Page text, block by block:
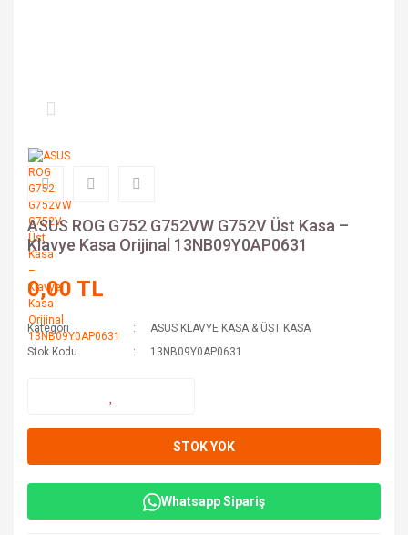
ASUS ROG G752 G752VW G752V Üst Kasa –
Klavye Kasa Orijinal 13NB09Y0AP0631
0,00 TL
Kategori
ASUS KLAVYE KASA & ÜST KASA
Stok Kodu
13NB09Y0AP0631
STOK YOK
Whatsapp Sipariş